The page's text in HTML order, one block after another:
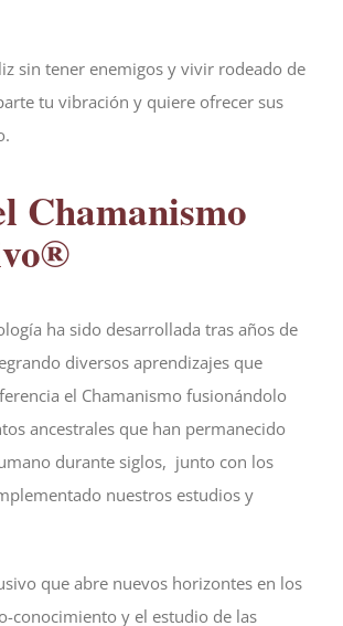
sin tener enemigos y vivir rodeado de
tu vibración y quiere ofrecer sus
Chamanismo
ha sido desarrollada tras años de
diversos aprendizajes que
el Chamanismo fusionándolo
ancestrales que han permanecido
durante siglos, junto con los
nuestros estudios y
que abre nuevos horizontes en los
conocimiento y el estudio de las